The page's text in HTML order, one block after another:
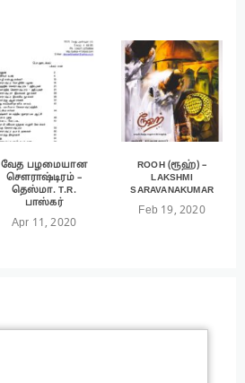
வேத பழமையான
சௌராஷ்டிரம் –
தெஸ்மா. T.R.
பாஸ்கர்
Apr 11, 2020
ROOH (ரூஹ்) –
LAKSHMI
SARAVANAKUMAR
Feb 19, 2020